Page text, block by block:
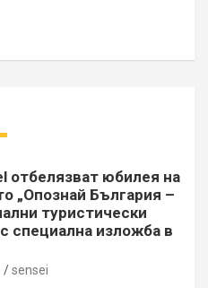
отбелязват юбилея на
„Опознай България –
туристически
специална изложба в
sensei